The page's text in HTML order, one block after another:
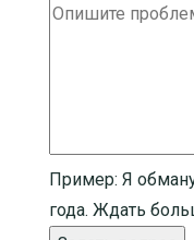
Пример: Я
года. Ждать